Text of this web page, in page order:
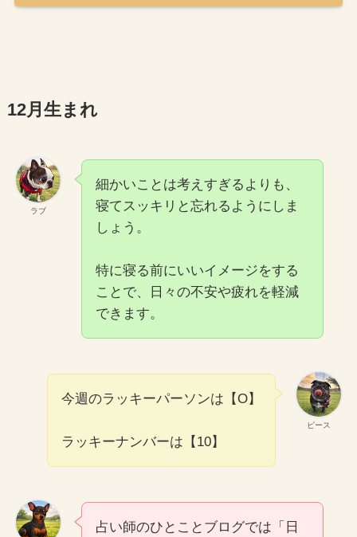
12月生まれ
ラブ
細かいことは考えすぎるよりも、
寝てスッキリと忘れるようにしま
しょう。
特に寝る前にいいイメージをする
ことで、日々の不安や疲れを軽減
できます。
ピース
今週のラッキーパーソンは【O】
ラッキーナンバーは【10】
占い師のひとことブログでは「日